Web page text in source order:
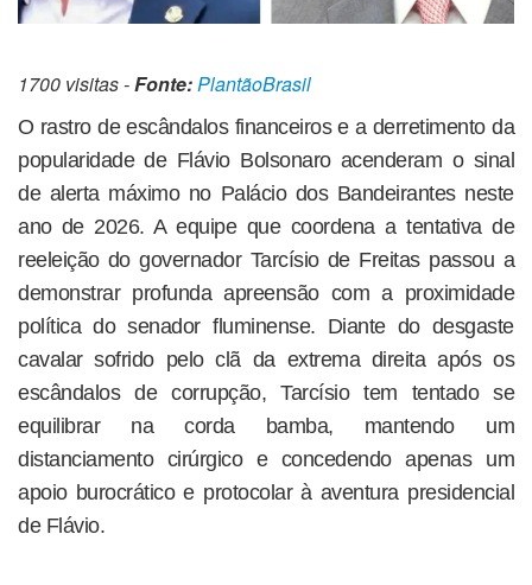
1700 visitas -Fonte:PlantãoBrasil
O rastro de escândalos financeiros e a derretimento da
popularidade de Flávio Bolsonaro acenderam o sinal
de alerta máximo no Palácio dos Bandeirantes neste
ano de 2026. A equipe que coordena a tentativa de
reeleição do governador Tarcísio de Freitas passou a
demonstrar profunda apreensão com a proximidade
política do senador fluminense. Diante do desgaste
cavalar sofrido pelo clã da extrema direita após os
escândalos de corrupção, Tarcísio tem tentado se
equilibrar na corda bamba, mantendo um
distanciamento cirúrgico e concedendo apenas um
apoio burocrático e protocolar à aventura presidencial
de Flávio.